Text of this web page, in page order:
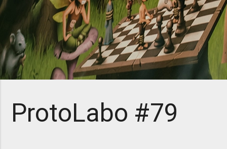
ProtoLabo #79